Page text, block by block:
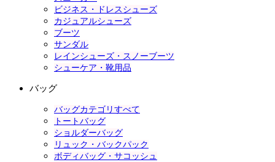
ビジネス・ドレスシューズ
カジュアルシューズ
ブーツ
サンダル
レインシューズ・スノーブーツ
シューケア・靴用品
バッグ
バッグカテゴリすべて
トートバッグ
ショルダーバッグ
リュック・バックパック
ボディバッグ・サコッシュ